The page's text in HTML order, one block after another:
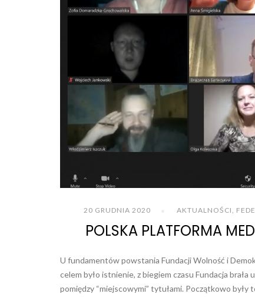
20 GRUDNIA 2020 AKTUALNOŚCI,
POLSKA PLATFORMA
U fundamentów powstania Fundacji Wolność i
celem było istnienie, z biegiem czasu Fundacja
pomiędzy “miejscowymi” tytułami. Początkowo